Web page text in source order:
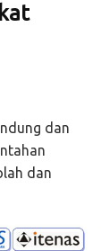
dan
dan